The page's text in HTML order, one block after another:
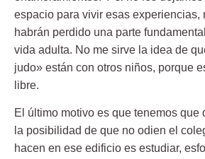
espacio para vivir esas experiencias,
habrán perdido una parte
vida adulta. No me sirve la idea de
judo» están con otros niños, porque
libre.
El último motivo es que tenemos que
la posibilidad de que no odien el
hacen en ese edificio es estudiar,